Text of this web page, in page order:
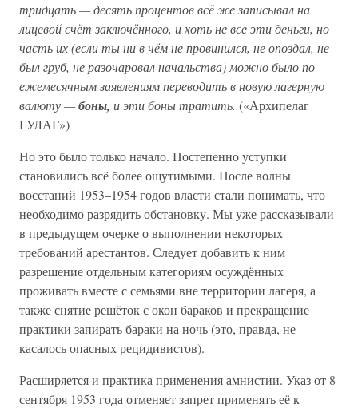
тридцать — десять процентов всё же записывал на
лицевой счёт заключённого, и хоть не все эти деньги, но
часть их (если ты ни в чём не провинился, не опоздал, не
был груб, не разочаровал начальства) можно было по
ежемесячным заявлениям переводить в новую лагерную
валюту —боны, и эти боны тратить. («Архипелаг
ГУЛАГ»)
Но это было только начало. Постепенно уступки
становились всё более ощутимыми. После волны
восстаний 1953–1954 годов власти стали понимать, что
необходимо разрядить обстановку. Мы уже рассказывали
в предыдущем очерке о выполнении некоторых
требований арестантов. Следует добавить к ним
разрешение отдельным категориям осуждённых
проживать вместе с семьями вне территории лагеря, а
также снятие решёток с окон бараков и прекращение
практики запирать бараки на ночь (это, правда, не
касалось опасных рецидивистов).
Расширяется и практика применения амнистии. Указ от 8
сентября 1953 года отменяет запрет применять её к